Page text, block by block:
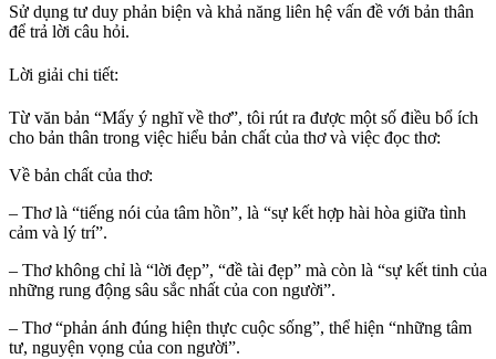
Sử dụng tư duy phản biện và khả năng liên hệ vấn đề với bản thân
để trả lời câu hỏi.
Lời giải chi tiết:
Từ văn bản “Mấy ý nghĩ về thơ”, tôi rút ra được một số điều bổ ích
cho bản thân trong việc hiểu bản chất của thơ và việc đọc thơ:
Về bản chất của thơ:
– Thơ là “tiếng nói của tâm hồn”, là “sự kết hợp hài hòa giữa tình
cảm và lý trí”.
– Thơ không chỉ là “lời đẹp”, “đề tài đẹp” mà còn là “sự kết tinh của
những rung động sâu sắc nhất của con người”.
– Thơ “phản ánh đúng hiện thực cuộc sống”, thể hiện “những tâm
tư, nguyện vọng của con người”.